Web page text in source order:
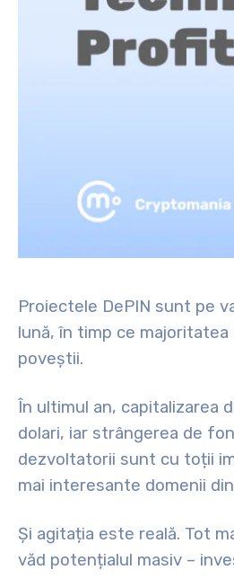
Proiectele DePIN sunt pe
lună, în timp ce
poveștii.
În ultimul an, capitalizarea
dolari, iar strângerea de
dezvoltatorii sunt cu toții
mai interesante domenii
Și agitația este reală. Tot
văd potențialul masiv –